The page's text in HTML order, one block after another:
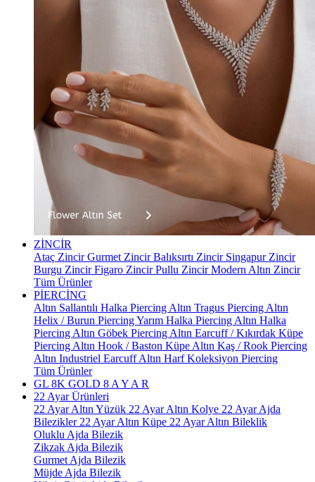
ZİNCİR
Ataç ZincirGurmet ZincirBalıksırtı Zincir Singapur Zincir
Burgu ZincirFigaro ZincirPullu ZincirModern Altın Zincir
Tüm Ürünler
PİERCİNG
Altın Sallantılı Halka Piercing Altın Tragus Piercing Altın
Helix / Burun PiercingYarım Halka Piercing Altın Halka
Piercing Altın Göbek Piercing Altın Earcuff / Kıkırdak Küpe
Piercing Altın Hook / Baston Küpe Altın Kaş / Rook Piercing
Altın Industriel EarcuffAltın Harf Koleksiyon Piercing
Tüm Ürünler
GL 8K GOLD 8 A Y A R
22 Ayar Ürünleri
22 Ayar Altın Yüzük 22 Ayar Altın Kolye 22 Ayar Ajda
Bilezikler 22 Ayar Altın Küpe 22 Ayar Altın Bileklik
Oluklu Ajda Bilezik
Zikzak Ajda Bilezik
Gurmet Ajda Bilezik
Müjde Ajda Bilezik